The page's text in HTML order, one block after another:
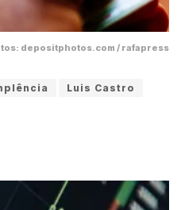
depositphotos.com / rafapress
Luis Castro